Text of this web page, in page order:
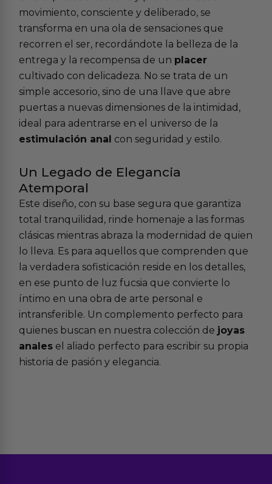
movimiento, consciente y deliberado, se
transforma en una ola de sensaciones que
recorren el ser, recordándote la belleza de la
entrega y la recompensa de un placer
cultivado con delicadeza. No se trata de un
simple accesorio, sino de una llave que abre
puertas a nuevas dimensiones de la intimidad,
ideal para adentrarse en el universo de la
estimulación anal con seguridad y estilo.
Un Legado de Elegancia
Atemporal
Este diseño, con su base segura que garantiza
total tranquilidad, rinde homenaje a las formas
clásicas mientras abraza la modernidad de quien
lo lleva. Es para aquellos que comprenden que
la verdadera sofisticación reside en los detalles,
en ese punto de luz fucsia que convierte lo
íntimo en una obra de arte personal e
intransferible. Un complemento perfecto para
quienes buscan en nuestra colección de joyas
anales el aliado perfecto para escribir su propia
historia de pasión y elegancia.